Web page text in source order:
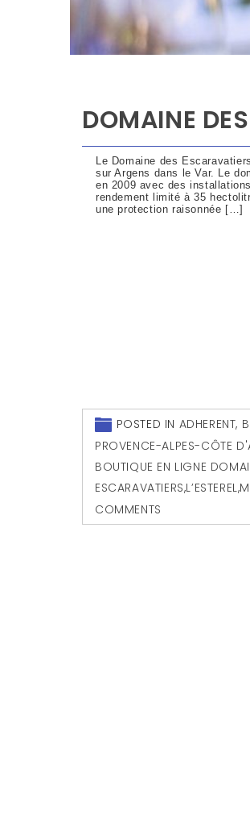
DOMAINE
Le Domaine des
sur Argens dans le Var. Le
en 2009 avec des
rendement limité à 35
une protection raisonnée […]
POSTED IN ADHERENT,
PROVENCE-ALPES-CÔTE
BOUTIQUE EN LIGNE
ESCARAVATIERS,L’ESTEREL,
COMMENTS